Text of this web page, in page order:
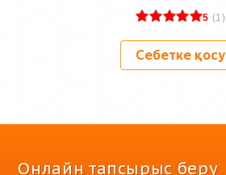
Онлайн тапсырыс беру
5 (1)
Себетке қосу